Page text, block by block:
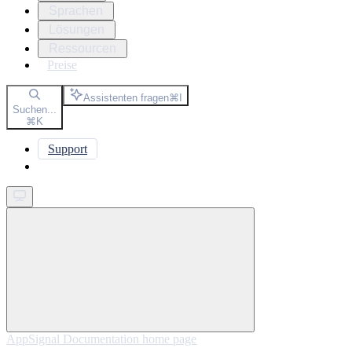
Preise
Suchen...
⌘K
Assistenten fragen⌘I
Support
AppSignal Documentation home page